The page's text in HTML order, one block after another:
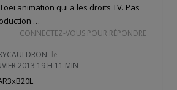
animation qui a les droits TV. Pas
…
CONNECTEZ-VOUS POUR RÉPONDRE
le
2013 19 H 11 MIN